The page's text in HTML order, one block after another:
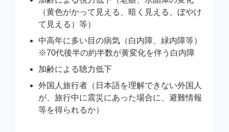
（黄色がかって見える、暗く見える、ぼやけ
て見える）等）
中高年に多い目の病気（白内障、緑内障等）
※70代後半の約半数が黄変化を伴う白内障
加齢による聴力低下
外国人旅行者（日本語を理解できない外国人
が、旅行中に震災にあった場合に、避難情報
等を得られるか）